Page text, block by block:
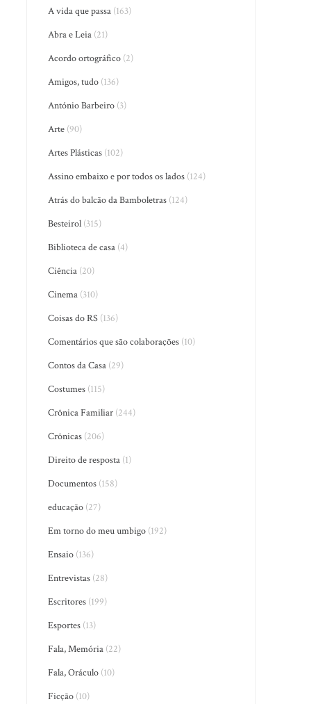
A vida que passa (163)
Abra e Leia (21)
Acordo ortográfico (2)
Amigos, tudo (136)
António Barbeiro (3)
Arte (90)
Artes Plásticas (102)
Assino embaixo e por todos os lados (124)
Atrás do balcão da Bamboletras (124)
Besteirol (315)
Biblioteca de casa (4)
Ciência (20)
Cinema (310)
Coisas do RS (136)
Comentários que são colaborações (10)
Contos da Casa (29)
Costumes (115)
Crônica Familiar (244)
Crônicas (206)
Direito de resposta (1)
Documentos (158)
educação (27)
Em torno do meu umbigo (192)
Ensaio (136)
Entrevistas (28)
Escritores (199)
Esportes (13)
Fala, Memória (22)
Fala, Oráculo (10)
Ficção (10)